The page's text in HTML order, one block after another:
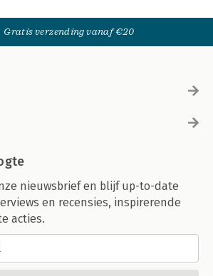
Gratis verzending vanaf €20
nieuwsbrief en blijf up-to-date
en recensies, inspirerende
acties.